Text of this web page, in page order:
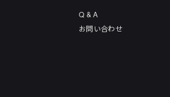
Q & A
お問い合わせ